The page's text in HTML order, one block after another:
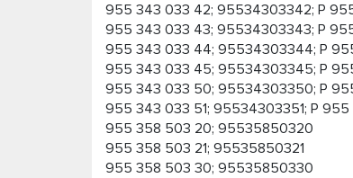
955 343 033 42; 95534303342; P
955 343 033 43; 95534303343; P
955 343 033 44; 95534303344; P
955 343 033 45; 95534303345; P
955 343 033 50; 95534303350; P
955 343 033 51; 95534303351; P
955 358 503 20; 95535850320
955 358 503 21; 95535850321
955 358 503 30; 95535850330